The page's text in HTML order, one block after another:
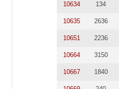
10634 134
10635 2636
10651 2236
10664 3150
10667 1840